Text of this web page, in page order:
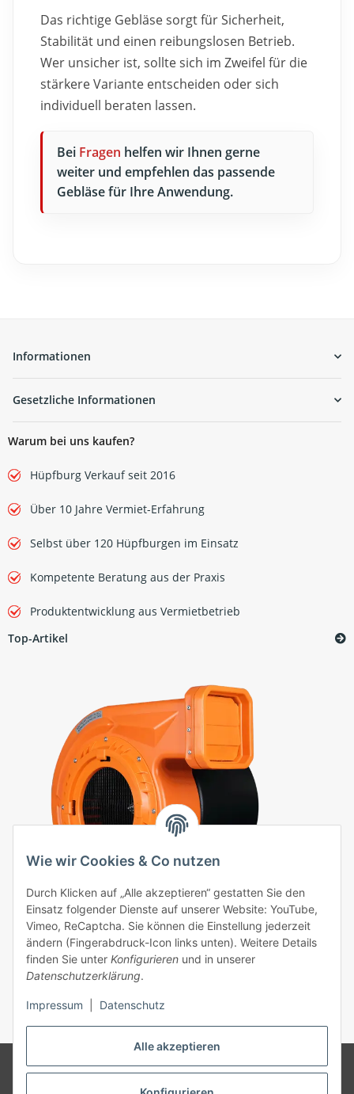
Alle akzeptieren
Wie wir Cookies & Co nutzen
Durch Klicken auf „Alle akzeptieren“ gestatten Sie den
Einsatz folgender Dienste auf unserer Website: YouTube,
Vimeo, ReCaptcha. Sie können die Einstellung jederzeit
ändern (Fingerabdruck-Icon links unten). Weitere Details
finden Sie unter Konfigurieren und in unserer
Datenschutzerklärung.
Impressum Datenschutz
Das richtige Gebläse sorgt für Sicherheit,
Stabilität und einen reibungslosen Betrieb.
Wer unsicher ist, sollte sich im Zweifel für die
stärkere Variante entscheiden oder sich
individuell beraten lassen.
Bei Fragen helfen wir Ihnen gerne
weiter und empfehlen das passende
Gebläse für Ihre Anwendung.
Informationen
Gesetzliche Informationen
Warum bei uns kaufen?
Hüpfburg Verkauf seit 2016
Über 10 Jahre Vermiet-Erfahrung
Selbst über 120 Hüpfburgen im Einsatz
Kompetente Beratung aus der Praxis
Produktentwicklung aus Vermietbetrieb
Top-Artikel
Hüpfburg Gebläse Huawei 1,5 kW
159,00 €*
© 2026 MK rental concepts GmbH | Die Angebote richten sich
ausschließlich an Vermieter, Gewerbetreibende, Vereine, gemeinnützige